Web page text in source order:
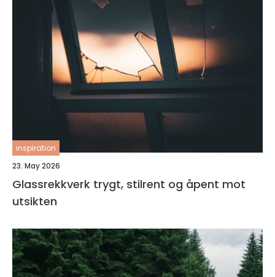
inspiration
23. May 2026
Glassrekkverk trygt, stilrent og åpent mot
utsikten